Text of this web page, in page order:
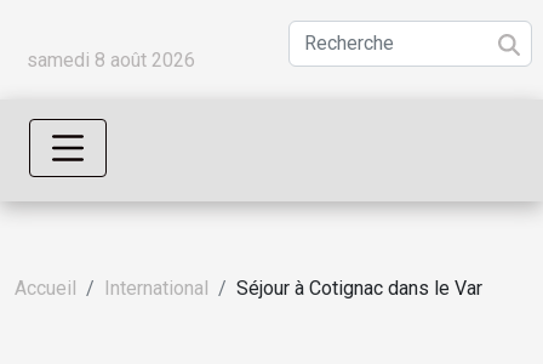
samedi 8 août 2026
Accueil International Séjour à Cotignac dans le Var